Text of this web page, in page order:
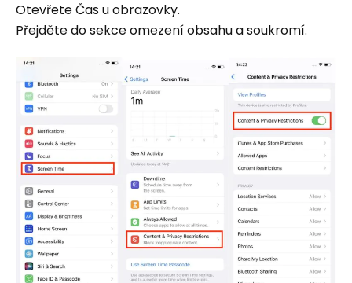
Otevřete Čas u obrazovky.
Přejděte do sekce omezení obsahu a soukromí.